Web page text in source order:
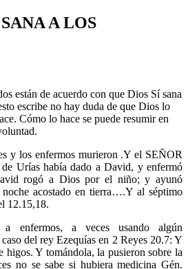
A LOS
están de acuerdo con que Dios Sí sana
escribe no hay duda de que Dios lo
Cómo lo hace se puede resumir en
y los enfermos murieron .Y el SEÑOR
Urías había dado a David, y enfermó
rogó a Dios por el niño; y ayunó
acostado en tierra….Y al séptimo
12.15,18.
enfermos, a veces usando algún
del rey Ezequías en 2 Reyes 20.7: Y
higos. Y tomándola, la pusieron sobre la
no se sabe si hubiera medicina Gén.